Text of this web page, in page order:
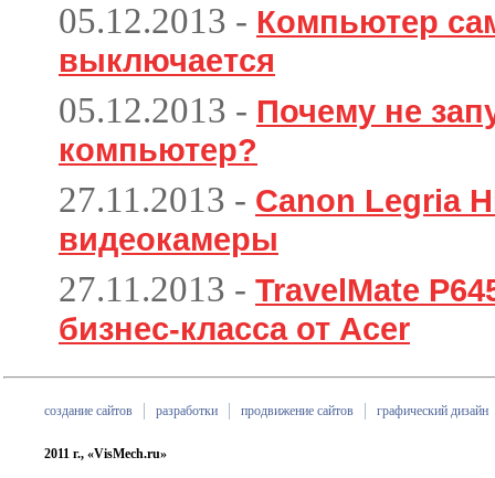
05.12.2013 - Компьютер
выключается
05.12.2013 - Почему не
компьютер?
27.11.2013 - Canon Legria
видеокамеры
27.11.2013 - TravelMate
бизнес-класса от Acer
создание сайтов разработки продвижение сайтов графический дизайн
2011 г., «VisMech.ru»